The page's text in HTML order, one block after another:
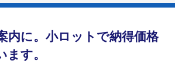
内に。小ロットで納得価格
ます。